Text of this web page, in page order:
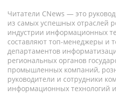
Читатели CNews — это
из самых успешных отраслей
индустрии информационных
составляют топ-менеджеры и
департаментов
региональных органов
промышленных компаний,
руководители и сотрудники
информационных технологий и